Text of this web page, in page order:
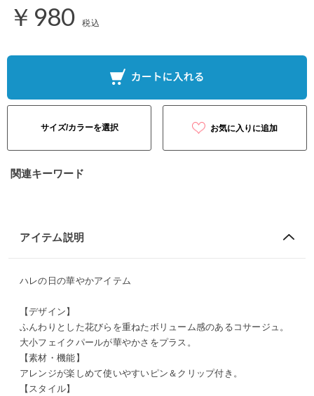
￥980 税込
サイズ/カラーを選択 お気に入りに追加
関連キーワード
アイテム説明
ハレの日の華やかアイテム
【デザイン】
ふんわりとした花びらを重ねたボリューム感のあるコサージュ。
大小フェイクパールが華やかさをプラス。
【素材・機能】
アレンジが楽しめて使いやすいピン＆クリップ付き。
【スタイル】